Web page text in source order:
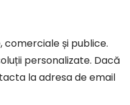
și publice.
personalizate. Dacă
la adresa de email